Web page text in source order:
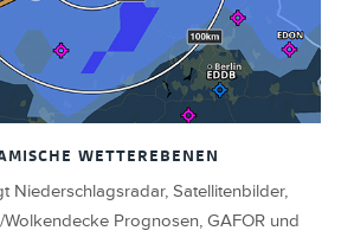
WETTEREBENEN
Niederschlagsradar, Satellitenbilder,
Wolkendecke Prognosen, GAFOR und